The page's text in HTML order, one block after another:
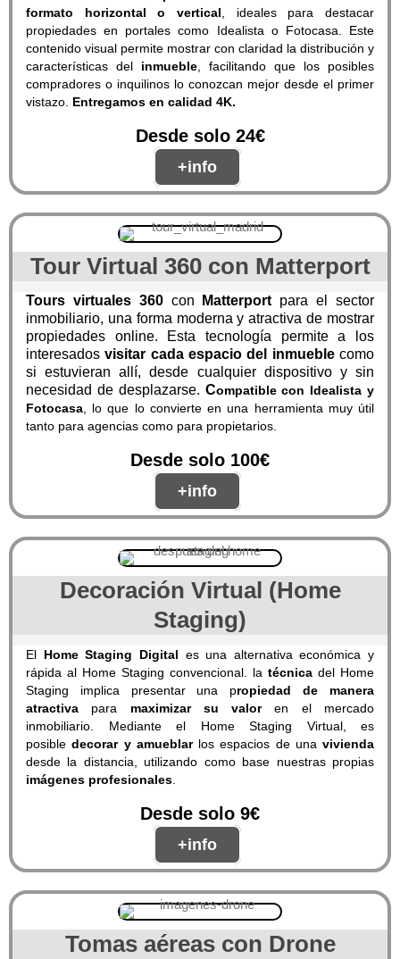
formato horizontal o vertical , ideales para destacar
propiedades en portales como Idealista o Fotocasa. Este
contenido visual permite mostrar con claridad la distribución y
características del inmueble , facilitando que los posibles
compradores o inquilinos lo conozcan mejor desde el primer
vistazo. Entregamos en calidad 4K.
Desde solo 24€
+info
Tour Virtual 360 con Matterport
Tours virtuales 360con Matterport para el sector
inmobiliario, una forma moderna y atractiva de mostrar
propiedades online. Esta tecnología permite a los
interesados visitar cada espacio del inmueblecomo
si estuvieran allí, desde cualquier dispositivo y sin
necesidad de desplazarse. Compatible con Idealista y
Fotocasa , lo que lo convierte en una herramienta muy útil
tanto para agencias como para propietarios.
Desde solo 100€
+info
Decoración Virtual (Home
Staging)
El Home Staging Digital es una alternativa económica y
rápida al Home Staging convencional. la técnica del Home
Staging implica presentar una propiedad de manera
atractiva para maximizar su valoren el mercado
inmobiliario. Mediante el Home Staging Virtual, es
posibledecorar y amueblarlos espacios de una vivienda
desde la distancia, utilizando como base nuestras propias
imágenes profesionales
Desde solo 9€
+info
Tomas aéreas con Drone